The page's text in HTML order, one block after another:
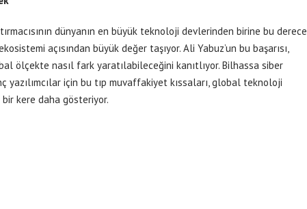
dünyanın en büyük teknoloji devlerinden birine bu derece
açısından büyük değer taşıyor. Ali Yabuz’un bu başarısı,
ölçekte nasıl fark yaratılabileceğini kanıtlıyor. Bilhassa siber
yazılımcılar için bu tıp muvaffakiyet kıssaları, global teknoloji
bir kere daha gösteriyor.